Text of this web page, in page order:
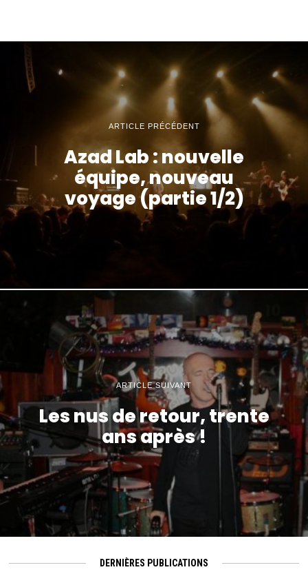
ARTICLE PRÉCÉDENT
Azad Lab : nouvelle
équipe, nouveau
voyage (partie 1/2)
ARTICLE SUIVANT
Les nus de retour, trente
ans après !
DERNIÈRES PUBLICATIONS